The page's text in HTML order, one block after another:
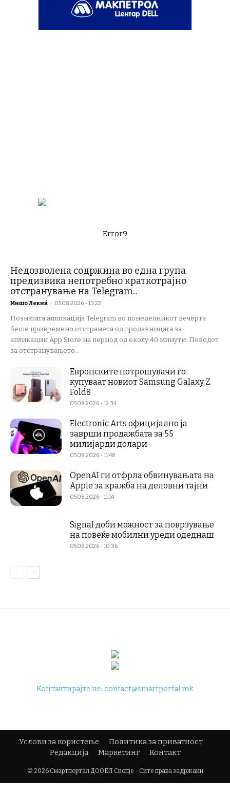
Error9
Недозволена содржина во една група
предизвика непотребно краткотрајно
отстранување на Telegram...
Мишо Лекиќ - 05.08.2026 - 13:22
Познатата апликација Telegram во понеделникот вечерта
беше привремено отстранета од продавницата за
апликации App Store на период од околу 40 минути. Поводот
за отстранувањето...
Европските потрошувачи го
купуваат новиот Samsung Galaxy Z
Fold8
05.08.2026 - 12:34
Electronic Arts официјално ја
заврши продажбата за 55
милијарди долари
05.08.2026 - 11:48
OpenAI ги отфрла обвинувањата на
Apple за кражба на деловни тајни
05.08.2026 - 11:14
Signal доби можност за поврзување
на повеќе мобилни уреди одеднаш
05.08.2026 - 10:36
Контактирајте не:contact@smartportal.mk
Услови за користење
Политика за приватност
Редакција
Маркетинг Контакт
© 2026 Смартпортал ДООЕЛ Скопје - Сите права задржани